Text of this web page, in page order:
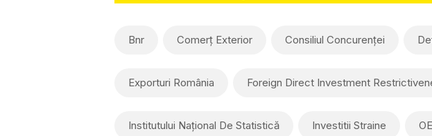
Bnr Comerț Exterior Consiliul Concurenței
Exporturi România Foreign Direct Investment
Institutului Național De Statistică Investitii Straine